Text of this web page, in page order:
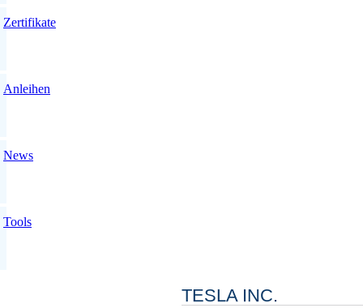
Zertifikate
Anleihen
News
Tools
TESLA INC.